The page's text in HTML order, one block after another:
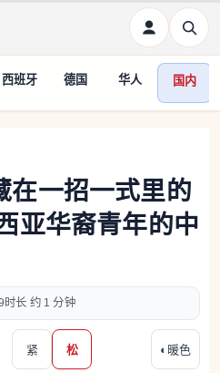
西班牙 德国 华人 国内
在一招一式里的
亚华裔青年的中
约 1 分钟
紧 松 ◐ 暖色